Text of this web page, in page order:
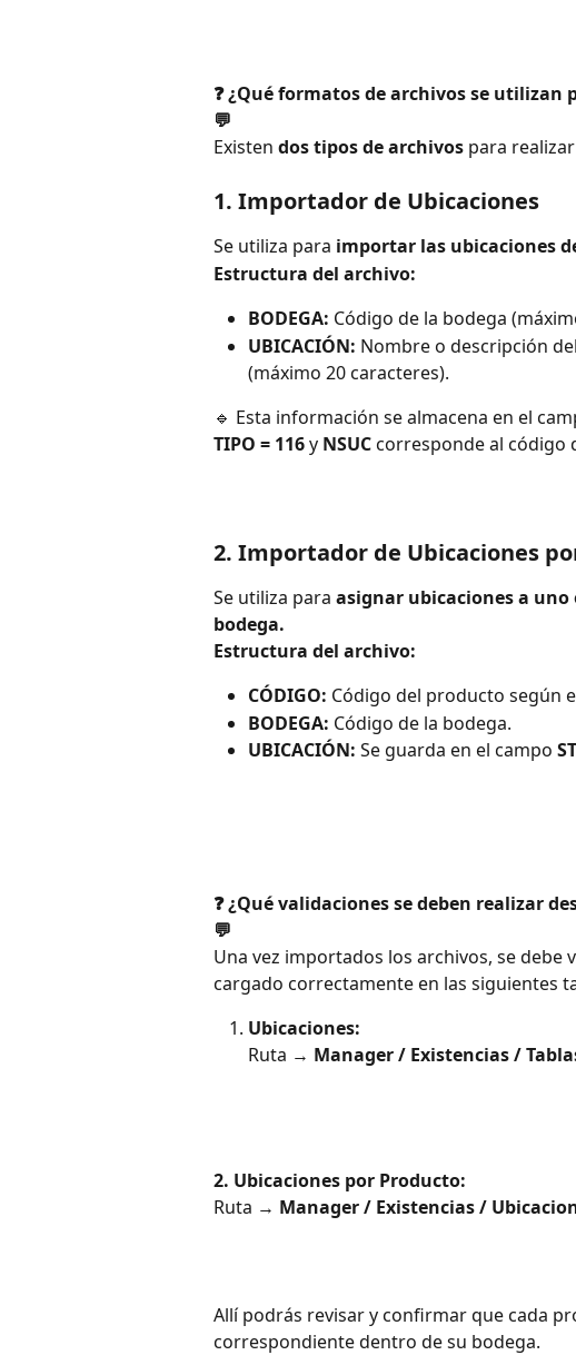
❓ ¿Qué formatos de archivos se
💬
Existen dos tipos de archivos para
1. Importador de Ubicaciones
Se utiliza para importar las ubicaciones
Estructura del archivo:
BODEGA: Código de la bodega
UBICACIÓN: Nombre o descripción
(máximo 20 caracteres).
🔹 Esta información se almacena en el
TIPO = 116 y NSUC corresponde al código
2. Importador de Ubicaciones
Se utiliza para asignar ubicaciones a
bodega.
Estructura del archivo:
CÓDIGO: Código del producto según
BODEGA: Código de la bodega.
UBICACIÓN: Se guarda en el campo
❓ ¿Qué validaciones se deben realizar
💬
Una vez importados los archivos, se debe
cargado correctamente en las siguientes
Ubicaciones:
Ruta → Manager / Existencias /
2. Ubicaciones por Producto:
Ruta → Manager / Existencias /
Allí podrás revisar y confirmar que cada
correspondiente dentro de su bodega.